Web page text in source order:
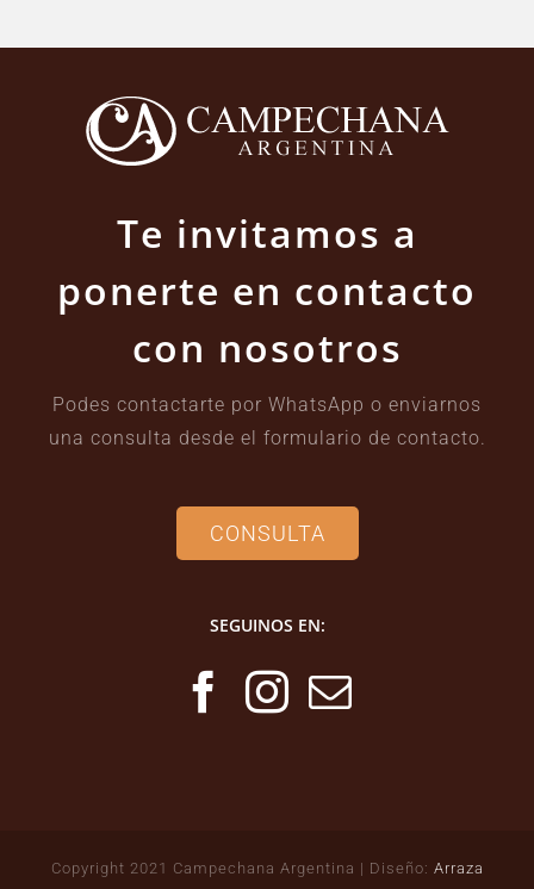
Te invitamos a
ponerte en contacto
con nosotros
Podes contactarte por WhatsApp o enviarnos
una consulta desde el formulario de contacto.
CONSULTA
SEGUINOS EN:
Copyright 2021 Campechana Argentina | Diseño: Arraza